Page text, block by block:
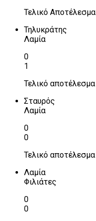
Τελικό Αποτέλεσμα
Τηλυκράτης
Λαμία
0
1
Τελικό αποτέλεσμα
Σταυρός
Λαμία
0
0
Τελικό αποτέλεσμα
Λαμία
Φιλιάτες
0
0